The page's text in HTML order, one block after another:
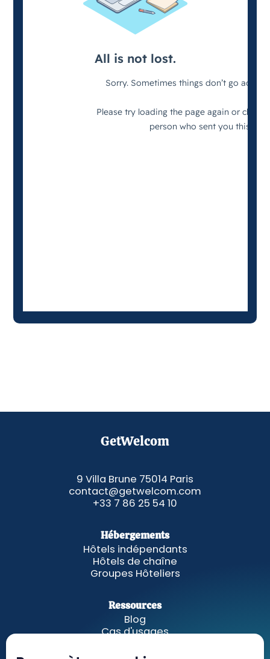
GetWelcom
9 Villa Brune 75014 Paris
contact@getwelcom.com
+33 7 86 25 54 10
Hébergements
Hôtels indépendants
Hôtels de chaîne
Groupes Hôteliers
Ressources
Blog
Cas d'usages
A propos